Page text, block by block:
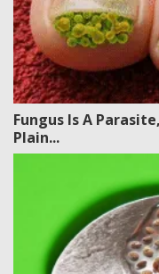
Fungus Is A
Plain...